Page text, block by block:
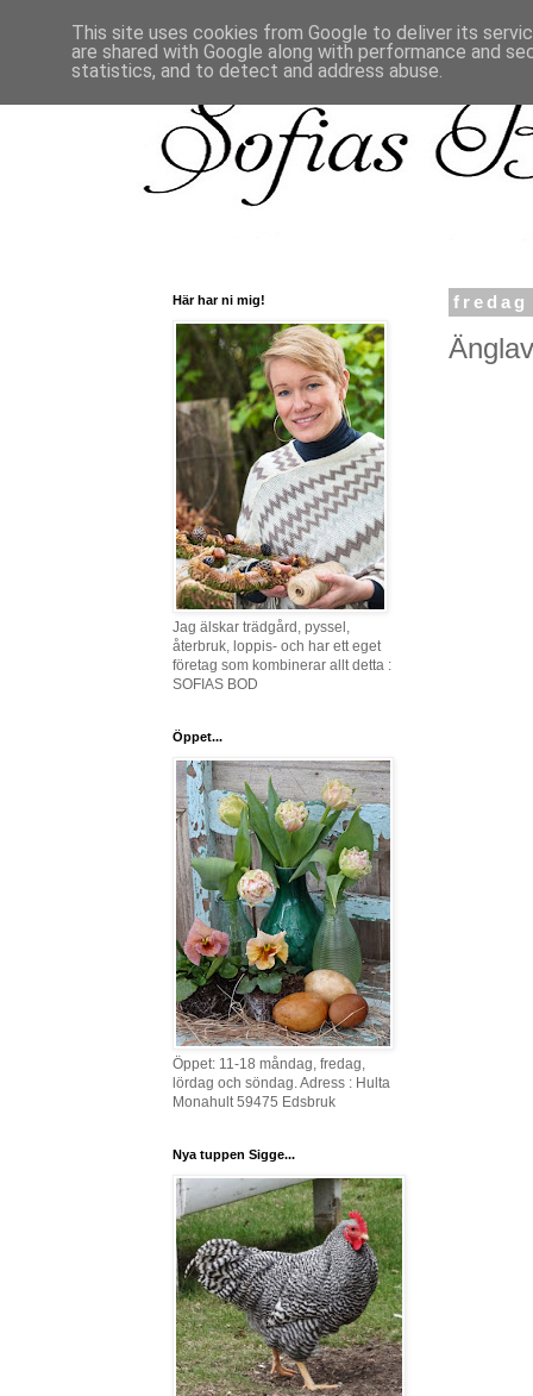
fredag
Här har ni mig!
Jag älskar trädgård, pyssel,
återbruk, loppis- och har ett eget
företag som kombinerar allt detta :
SOFIAS BOD
Öppet...
Öppet: 11-18 måndag, fredag,
lördag och söndag. Adress : Hulta
Monahult 59475 Edsbruk
Nya tuppen Sigge...
This site uses cookies from Google to deliver its
are shared with Google along with performance and
statistics, and to detect and address abuse.